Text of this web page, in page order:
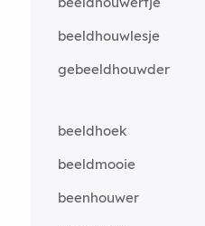
beeldhouwlesje
gebeeldhouwder
beeldhoek
beeldmooie
beenhouwer